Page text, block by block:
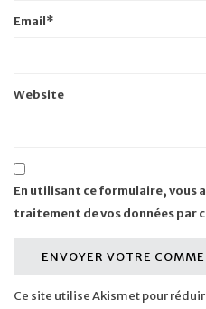
Email*
Website
En utilisant ce formulaire, vous
traitement de vos données par
Ce site utilise Akismet pour